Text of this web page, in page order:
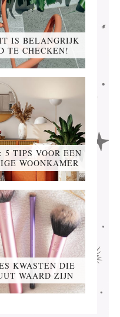
IS BELANGRIJK
TE CHECKEN!
5 TIPS VOOR EEN
WOONKAMER
KWASTEN DIE
WAARD ZIJN